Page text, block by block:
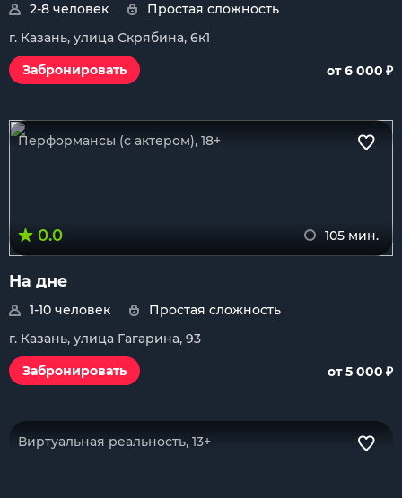
2-8 человек
Простая сложность
г. Казань, улица Скрябина, 6к1
Забронировать
от 6 000 ₽
Перформансы (с актером), 18+
0.0 105 мин.
На дне
1-10 человек
Простая сложность
г. Казань, улица Гагарина, 93
Забронировать
от 5 000 ₽
Виртуальная реальность, 13+